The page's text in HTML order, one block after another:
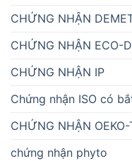
CHỨNG NHẬN
CHỨNG NHẬN ECO-
CHỨNG NHẬN IP
Chứng nhận ISO có
CHỨNG NHẬN OEKO-
chứng nhận phyto